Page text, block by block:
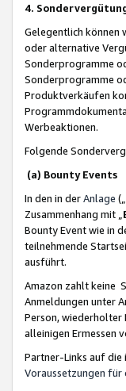
4.
Gelegentlich können
oder alternative
Sonderprogramme
Sonderprogramme
Produktverkäufen
Werbeaktionen.
Folgende
(a) Bounty Events
In den in derAnlage („
Zusammenhang mit „
Bounty Event wie in
teilnehmende
ausführt.
Amazon zahlt keine
Anmeldungen unter
Person, wiederholter
alleinigen Ermessen
Partner-Links auf die
Voraussetzungen für